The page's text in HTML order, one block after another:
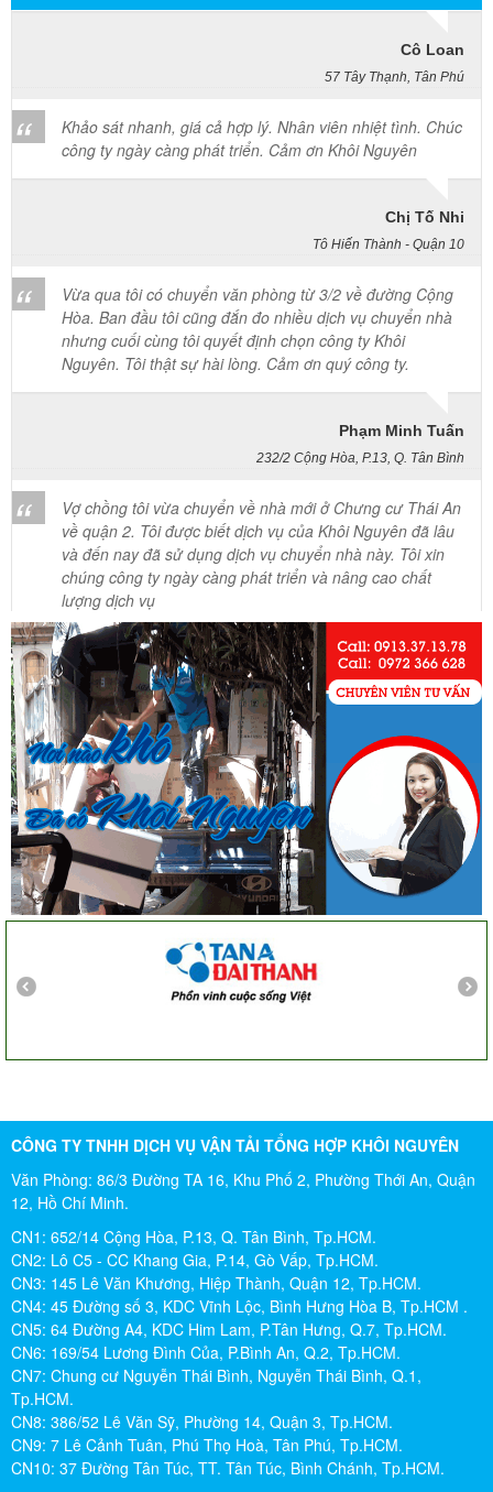
Cô Loan
57 Tây Thạnh, Tân Phú
Khảo sát nhanh, giá cả hợp lý. Nhân viên nhiệt tình. Chúc
công ty ngày càng phát triển. Cảm ơn Khôi Nguyên
Chị Tố Nhi
Tô Hiến Thành - Quận 10
Vừa qua tôi có chuyển văn phòng từ 3/2 về đường Cộng
Hòa. Ban đầu tôi cũng đắn đo nhiều dịch vụ chuyển nhà
nhưng cuối cùng tôi quyết định chọn công ty Khôi
Nguyên. Tôi thật sự hài lòng. Cảm ơn quý công ty.
Phạm Minh Tuấn
232/2 Cộng Hòa, P.13, Q. Tân Bình
Vợ chồng tôi vừa chuyển về nhà mới ở Chưng cư Thái An
về quận 2. Tôi được biết dịch vụ của Khôi Nguyên đã lâu
và đến nay đã sử dụng dịch vụ chuyển nhà này. Tôi xin
chúng công ty ngày càng phát triển và nâng cao chất
lượng dịch vụ
Mai Hương
Vĩnh Lộc A - Bình Chánh
Công ty Khôi Nguyên chuyển hàng của cô bao bọc đóng
gói rất cẩn thận. Cô rất hài lòng
Cô Loan
57 Tây Thạnh, Tân Phú
Khảo sát nhanh, giá cả hợp lý. Nhân viên nhiệt tình. Chúc
công ty ngày càng phát triển. Cảm ơn Khôi Nguyên
Chị Tố Nhi
CÔNG TY TNHH DỊCH VỤ VẬN TẢI TỔNG HỢP KHÔI NGUYÊN
Văn Phòng: 86/3 Đường TA 16, Khu Phố 2, Phường Thới An, Quận
12, Hồ Chí Minh.
CN1: 652/14 Cộng Hòa, P.13, Q. Tân Bình, Tp.HCM.
CN2: Lô C5 - CC Khang Gia, P.14, Gò Vấp, Tp.HCM.
CN3: 145 Lê Văn Khương, Hiệp Thành, Quận 12, Tp.HCM.
CN4: 45 Đường số 3, KDC Vĩnh Lộc, Bình Hưng Hòa B, Tp.HCM .
CN5: 64 Đường A4, KDC Him Lam, P.Tân Hưng, Q.7, Tp.HCM.
CN6: 169/54 Lương Đình Của, P.Bình An, Q.2, Tp.HCM.
CN7: Chung cư Nguyễn Thái Bình, Nguyễn Thái Bình, Q.1,
Tp.HCM.
CN8: 386/52 Lê Văn Sỹ, Phường 14, Quận 3, Tp.HCM.
CN9: 7 Lê Cảnh Tuân, Phú Thọ Hoà, Tân Phú, Tp.HCM.
CN10: 37 Đường Tân Túc, TT. Tân Túc, Bình Chánh, Tp.HCM.